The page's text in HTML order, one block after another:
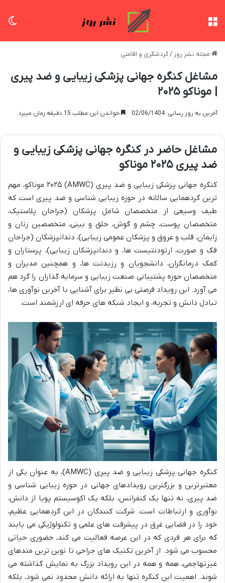
مجله نشر روز /گردشگری و اقامتی
مشاغل کنگره جهانی پزشکی زیبایی و ضد پیری
| موناکو ۲۰۲۵
آخرین به روز رسانی: 02/06/1404 خواندن این مطلب 15 دقیقه زمان میبرد
مشاغل حاضر در کنگره جهانی پزشکی زیبایی و
ضد پیری ۲۰۲۵ موناکو
کنگره جهانی پزشکی زیبایی و ضد پیری (AMWC) ۲۰۲۵ موناکو، مهم
ترین گردهمایی سالانه در حوزه زیبایی شناسی و ضد پیری است که
طیف وسیعی از متخصصان شامل پزشکان (جراحان پلاستیک،
متخصصان پوست، چشم و گوش، حلق و بینی، متخصصین زنان و
زایمان، قلب و عروق و پزشکان عمومی زیبایی)، دندانپزشکان (جراحان
فک و صورت، ارتودنتیست ها، و دندانپزشکان زیبایی)، پرستاران و
کمک درمانگران، دانشجویان و رزیدنت ها، و همچنین مدیران و
متخصصان حوزه پشتیبانی صنعت زیبایی و سرمایه گذاران را گرد هم
می آورد. این رویداد فرصتی بی نظیر برای آشنایی با آخرین نوآوری ها،
تبادل دانش و تجربه، و ایجاد شبکه های حرفه ای ارزشمند است.
کنگره جهانی پزشکی زیبایی و ضد پیری (AMWC)، به عنوان یکی از
معتبرترین و بزرگترین رویدادهای جهانی در حوزه زیبایی شناسی و
ضد پیری، نه تنها یک کنفرانس، بلکه یک اکوسیستم پویا از دانش،
نوآوری و ارتباطات است. شرکت کنندگان در این گردهمایی عظیم،
خود را در فضایی غرق در پیشرفت های علمی و تکنولوژیکی می یابند
که برای هر فردی که در این عرصه فعالیت می کند، حضوری حیاتی
محسوب می شود. از آخرین تکنیک های جراحی تا نوین ترین متدهای
غیرتهاجمی، همه و همه در این رویداد بزرگ به نمایش گذاشته می
شوند. اهمیت این کنگره تنها به ارائه دانش محدود نمی شود، بلکه